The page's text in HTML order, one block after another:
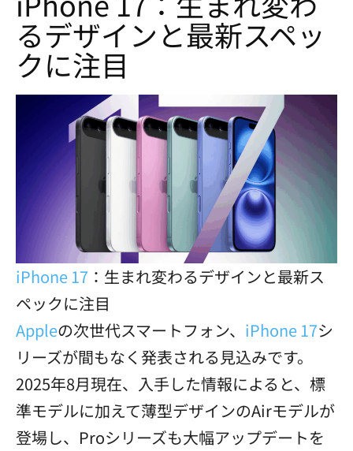
るデザインと最新スペッ
クに注目
iPhone 17 ：生まれ変わるデザインと最新ス
ペックに注目
Appleの次世代スマートフォン、 iPhone 17シ
リーズが間もなく発表される見込みです。
2025年8月現在、入手した情報によると、標
準モデルに加えて薄型デザインのAirモデルが
登場し、Proシリーズも大幅アップデートを